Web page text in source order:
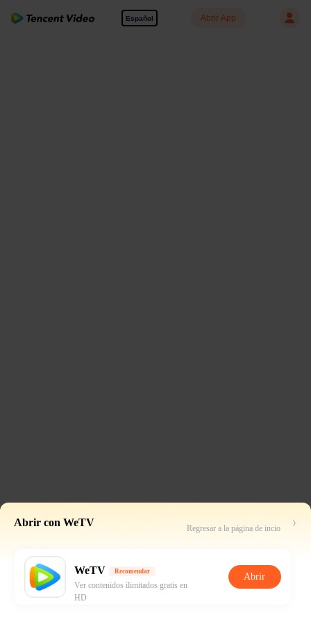
Español Abrir App
Abrir con WeTV Regresar a la página de incio
WeTV Recomendar
Ver contenidos ilimitados gratis en
HD
Abrir